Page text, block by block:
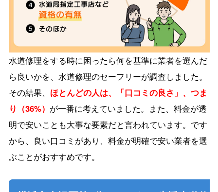
水道修理をする時に困ったら何を基準に業者を選んだ
ら良いかを、水道修理のセーフリーが調査しました。
その結果、 ほとんどの人は、「口コミの良さ」、つま
り（36%） が一番に考えていました。また、料金が透
明で安いことも大事な要素だと言われています。です
から、良い口コミがあり、料金が明確で安い業者を選
ぶことがおすすめです。